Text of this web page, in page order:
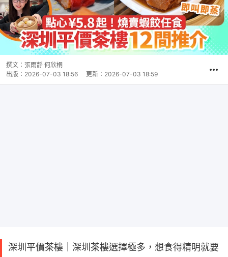
撰文： 張雨靜 何欣桐
出版： 2026-07-03 18:56 更新： 2026-07-03 18:59
深圳平價茶樓｜深圳茶樓選擇極多，想食得精明就要